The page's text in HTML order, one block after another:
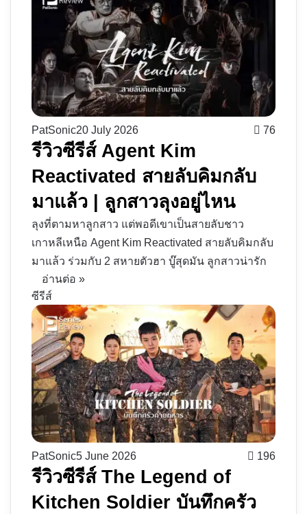
PatSonic20 July 2026 76
รีวิวซีรีส์ Agent Kim
Reactivated สายลับคิมกลับ
มาแล้ว | ลูกสาวลุงอยู่ไหน
ลุงที่ตามหาลูกสาว แต่พอดีเขาเป็นสายลับชาว
เกาหลีเหนือ Agent Kim Reactivated สายลับคิมกลับ
มาแล้ว ร่วมกับ 2 สหายตัวฮา บู๊สุดมัน ลูกสาวน่ารัก
อ่านต่อ »
ซีรีส์
PatSonic5 June 2026 196
รีวิวซีรีส์ The Legend of
Kitchen Soldier บันทึกครัว